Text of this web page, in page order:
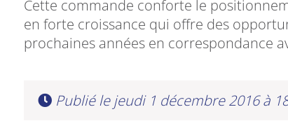
Cette commande conforte le
en forte croissance qui offre des
prochaines années en correspondance
Publié le jeudi 1 décembre 2016 à